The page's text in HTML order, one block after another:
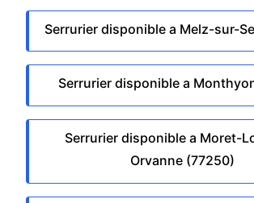
Serrurier disponible a Melz-sur-
Serrurier disponible a
Serrurier disponible a Moret-
Orvanne (77250)